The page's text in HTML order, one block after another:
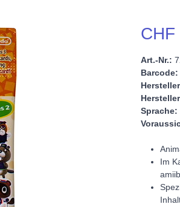
Art.-Nr.:
Barcode:
Sprache:
Im